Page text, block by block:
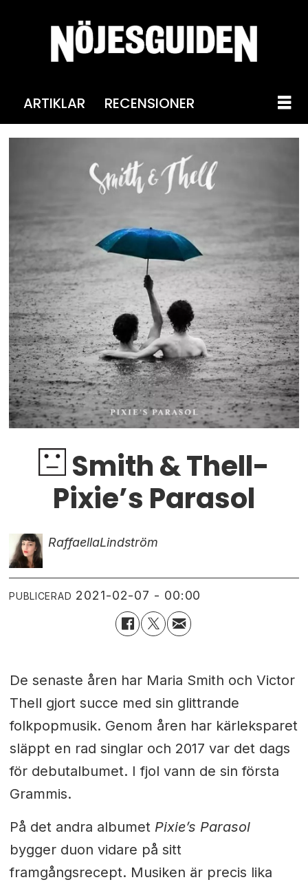
ARTIKLAR RECENSIONER
Smith & Thell-
Pixie’s Parasol
RaffaellaLindström
PUBLICERAD 2021-02-07 - 00:00
De senaste åren har Maria Smith och Victor
Thell gjort succe med sin glittrande
folkpopmusik. Genom åren har kärleksparet
släppt en rad singlar och 2017 var det dags
för debutalbumet. I fjol vann de sin första
Grammis.
På det andra albumet Pixie’s Parasol
bygger duon vidare på sitt
framgångsrecept. Musiken är precis lika